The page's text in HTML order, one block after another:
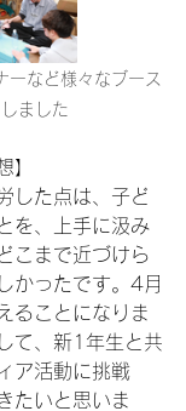
ーなど様々なブース
ました
】
した点は、子ど
を、上手に汲み
こまで近づけら
かったです。4月
ることになりま
て、新1年生と共
ア活動に挑戦
たいと思いま